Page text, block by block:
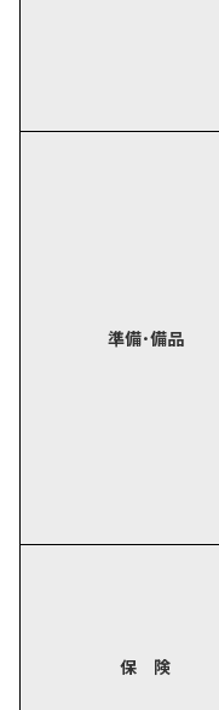
準備･備品
保 険